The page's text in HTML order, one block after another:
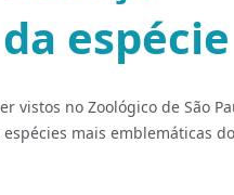
espécie
vistos no Zoológico de São
mais emblemáticas